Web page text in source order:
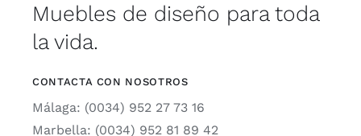
Muebles de diseño para toda
la vida.
CONTACTA CON NOSOTROS
Málaga: (0034) 952 27 73 16
Marbella: (0034) 952 81 89 42